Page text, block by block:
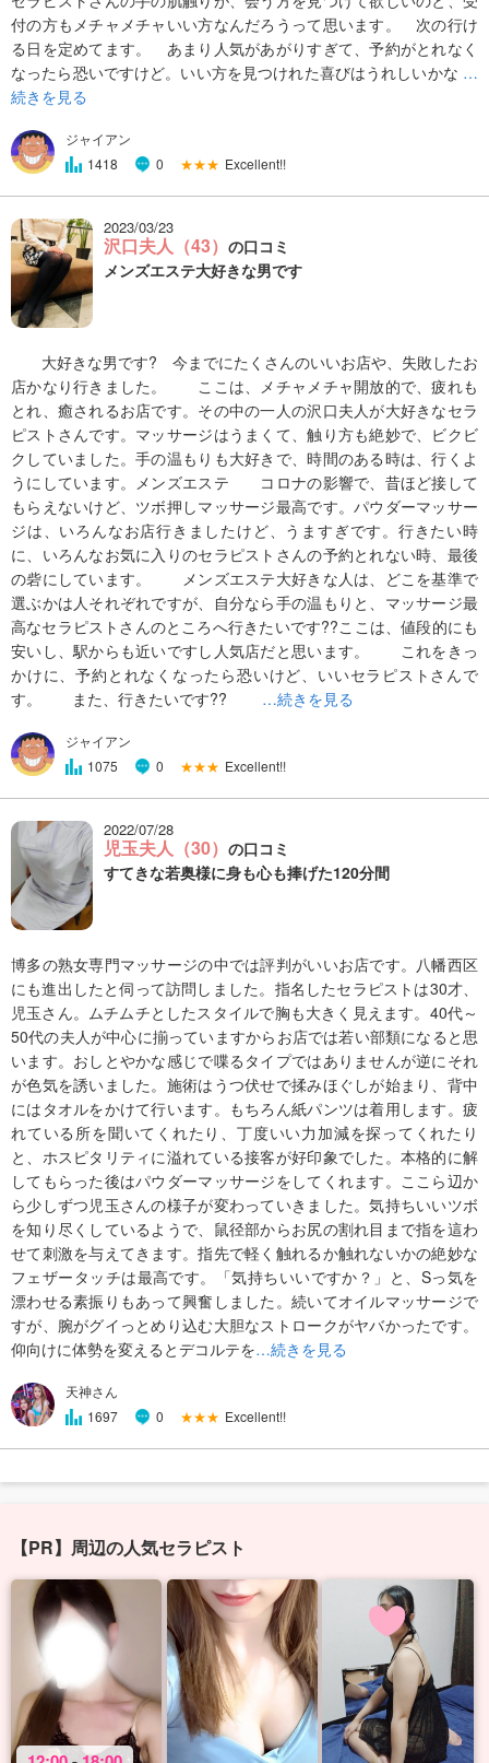
付の方もメチャメチャいい方なんだろうって思います。 次の行け
る日を定めてます。 あまり人気があがりすぎて、予約がとれなく
なったら恐いですけど。いい方を見つけれた喜びはうれしいかな …
続きを見る
ジャイアン
1418
0 ★★★ Excellent!!
2023/03/23
沢口夫人（43） の口コミ
メンズエステ大好きな男です
大好きな男です? 今までにたくさんのいいお店や、失敗したお
店かなり行きました。 ここは、メチャメチャ開放的で、疲れも
とれ、癒されるお店です。その中の一人の沢口夫人が大好きなセラ
ピストさんです。マッサージはうまくて、触り方も絶妙で、ビクビ
クしていました。手の温もりも大好きで、時間のある時は、行くよ
うにしています。メンズエステ コロナの影響で、昔ほど接して
もらえないけど、ツボ押しマッサージ最高です。パウダーマッサー
ジは、いろんなお店行きましたけど、うますぎです。行きたい時
に、いろんなお気に入りのセラピストさんの予約とれない時、最後
の砦にしています。 メンズエステ大好きな人は、どこを基準で
選ぶかは人それぞれですが、自分なら手の温もりと、マッサージ最
高なセラピストさんのところへ行きたいです??ここは、値段的にも
安いし、駅からも近いですし人気店だと思います。 これをきっ
かけに、予約とれなくなったら恐いけど、いいセラピストさんで
す。 また、行きたいです?? …続きを見る
ジャイアン
1075
0 ★★★ Excellent!!
2022/07/28
児玉夫人（30） の口コミ
すてきな若奥様に身も心も捧げた120分間
博多の熟女専門マッサージの中では評判がいいお店です。八幡西区
にも進出したと伺って訪問しました。指名したセラピストは30才、
児玉さん。ムチムチとしたスタイルで胸も大きく見えます。40代～
50代の夫人が中心に揃っていますからお店では若い部類になると思
います。おしとやかな感じで喋るタイプではありませんが逆にそれ
が色気を誘いました。施術はうつ伏せで揉みほぐしが始まり、背中
にはタオルをかけて行います。もちろん紙パンツは着用します。疲
れている所を聞いてくれたり、丁度いい力加減を探ってくれたり
と、ホスピタリティに溢れている接客が好印象でした。本格的に解
してもらった後はパウダーマッサージをしてくれます。ここら辺か
ら少しずつ児玉さんの様子が変わっていきました。気持ちいいツボ
を知り尽くしているようで、鼠径部からお尻の割れ目まで指を這わ
せて刺激を与えてきます。指先で軽く触れるか触れないかの絶妙な
フェザータッチは最高です。「気持ちいいですか？」と、Sっ気を
漂わせる素振りもあって興奮しました。続いてオイルマッサージで
すが、腕がグイっとめり込む大胆なストロークがヤバかったです。
仰向けに体勢を変えるとデコルテを…続きを見る
天神さん
1697
0 ★★★ Excellent!!
【PR】周辺の人気セラピスト